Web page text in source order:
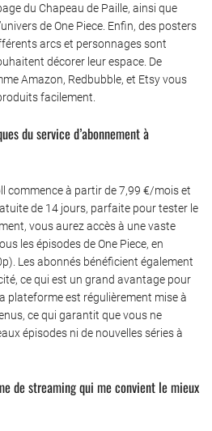
du Chapeau de Paille, ainsi que
de One Piece. Enfin, des posters
arcs et personnages sont
décorer leur espace. De
Amazon, Redbubble, et Etsy vous
facilement.
du service d’abonnement à
commence à partir de 7,99 €/mois et
de 14 jours, parfaite pour tester le
vous aurez accès à une vaste
les épisodes de One Piece, en
Les abonnés bénéficient également
ce qui est un grand avantage pour
plateforme est régulièrement mise à
ce qui garantit que vous ne
épisodes ni de nouvelles séries à
de streaming qui me convient le mieux